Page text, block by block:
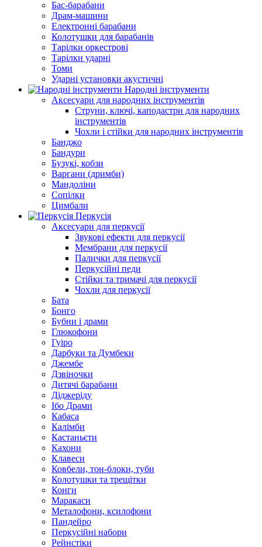
Бас-барабани
Драм-машини
Електронні барабани
Колотушки для барабанів
Тарілки оркестрові
Тарілки ударні
Томи
Ударні установки акустичні
Народні інструменти
Аксесуари для народних інструментів
Струни, ключі, каподастри для народних
інструментів
Чохли і стійки для народних інструментів
Банджо
Бандури
Бузукі, кобзи
Варгани (дримби)
Мандоліни
Сопілки
Цимбали
Перкусія
Аксесуари для перкусії
Звукові ефекти для перкусії
Мембрани для перкусії
Палички для перкусії
Перкусійні педи
Стійки та тримачі для перкусії
Чохли для перкусії
Бата
Бонго
Бубни і драми
Глюкофони
Гуіро
Дарбуки та Думбеки
Джембе
Дзвіночки
Дитячі барабани
Діджеріду
Ібо Драми
Кабаса
Калімби
Кастаньєти
Кахони
Клавеси
Ковбели, тон-блоки, туби
Колотушки та трещітки
Конги
Маракаси
Металофони, ксилофони
Пандейро
Перкусійні набори
Рейнстіки